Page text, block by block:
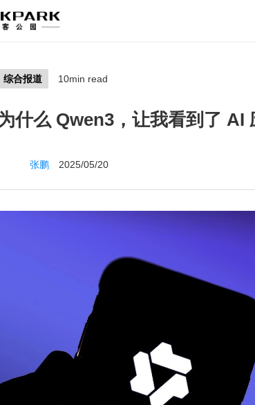
综合报道 10min read
什么 Qwen3，让我看到了 AI
张鹏 2025/05/20